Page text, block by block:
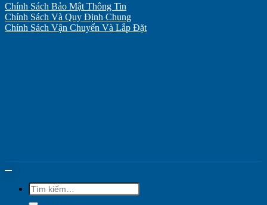
Chính Sách Bảo Mật Thông Tin
Chính Sách Và Quy Định Chung
Chính Sách Vận Chuyển Và Lắp Đặt
Tìm
kiếm: